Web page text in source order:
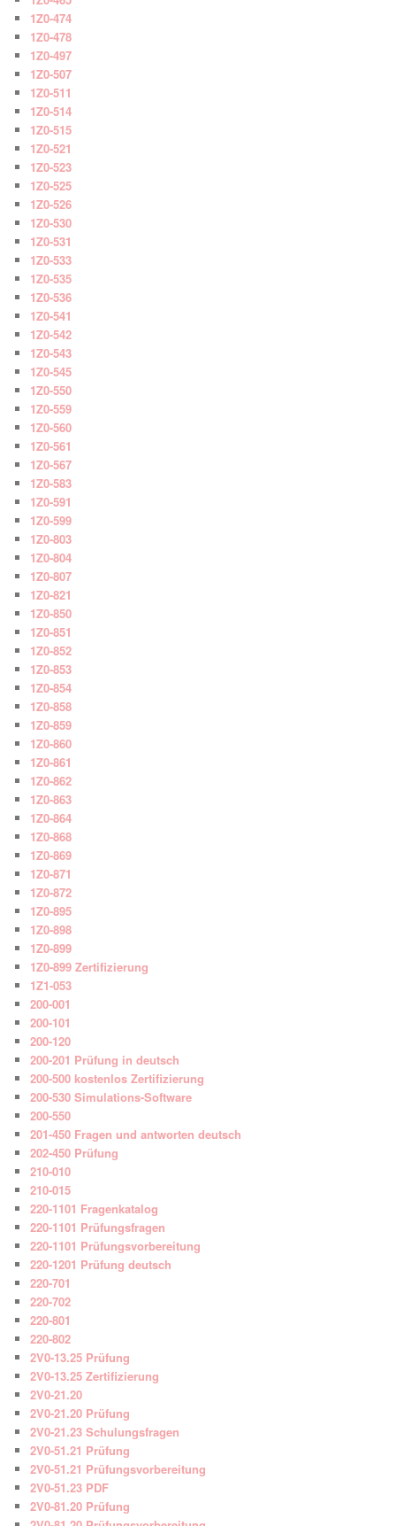
1Z0-474
1Z0-478
1Z0-497
1Z0-507
1Z0-511
1Z0-514
1Z0-515
1Z0-521
1Z0-523
1Z0-525
1Z0-526
1Z0-530
1Z0-531
1Z0-533
1Z0-535
1Z0-536
1Z0-541
1Z0-542
1Z0-543
1Z0-545
1Z0-550
1Z0-559
1Z0-560
1Z0-561
1Z0-567
1Z0-583
1Z0-591
1Z0-599
1Z0-803
1Z0-804
1Z0-807
1Z0-821
1Z0-850
1Z0-851
1Z0-852
1Z0-853
1Z0-854
1Z0-858
1Z0-859
1Z0-860
1Z0-861
1Z0-862
1Z0-863
1Z0-864
1Z0-868
1Z0-869
1Z0-871
1Z0-872
1Z0-895
1Z0-898
1Z0-899
1Z0-899 Zertifizierung
1Z1-053
200-001
200-101
200-120
200-201 Prüfung in deutsch
200-500 kostenlos Zertifizierung
200-530 Simulations-Software
200-550
201-450 Fragen und antworten deutsch
202-450 Prüfung
210-010
210-015
220-1101 Fragenkatalog
220-1101 Prüfungsfragen
220-1101 Prüfungsvorbereitung
220-1201 Prüfung deutsch
220-701
220-702
220-801
220-802
2V0-13.25 Prüfung
2V0-13.25 Zertifizierung
2V0-21.20
2V0-21.20 Prüfung
2V0-21.23 Schulungsfragen
2V0-51.21 Prüfung
2V0-51.21 Prüfungsvorbereitung
2V0-51.23 PDF
2V0-81.20 Prüfung